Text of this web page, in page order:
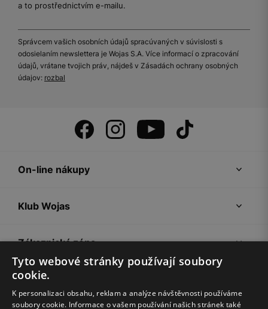
a to prostřednictvím e-mailu.
Správcem vašich osobních údajů spracúvaných v súvislosti s
odosielaním newslettera je Wojas S.A. Více informací o zpracování
údajů, vrátane tvojich práv, nájdeš v Zásadách ochrany osobných
údajov: rozbal
On-line nákupy
Klub Wojas
Zákaznická zóna
Společnost Wojas
Tyto webové stránky používají soubory
cookie.
K personalizaci obsahu, reklam a analýze návštěvnosti používáme
soubory cookie. Informace o vašem používání našich stránek také